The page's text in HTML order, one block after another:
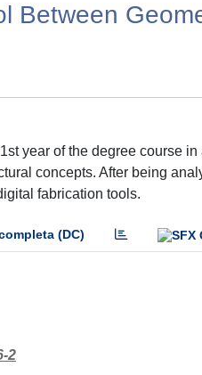
Between
year of the degree course
concepts. After being
fabrication tools.
(DC)
2